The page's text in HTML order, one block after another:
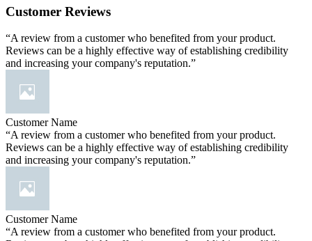
Customer Reviews
“A review from a customer who benefited from your product.
Reviews can be a highly effective way of establishing credibility
and increasing your company's reputation.”
Customer Name
“A review from a customer who benefited from your product.
Reviews can be a highly effective way of establishing credibility
and increasing your company's reputation.”
Customer Name
“A review from a customer who benefited from your product.